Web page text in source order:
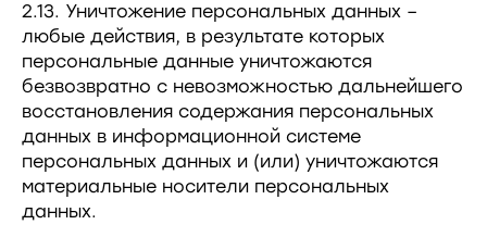
2.13. Уничтожение персональных данных –
любые действия, в результате которых
персональные данные уничтожаются
безвозвратно с невозможностью дальнейшего
восстановления содержания персональных
данных в информационной системе
персональных данных и (или) уничтожаются
материальные носители персональных
данных.